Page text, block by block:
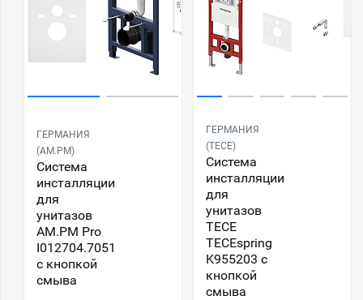
ГЕРМАНИЯ
(AM.PM)
Система
инсталляции
для
унитазов
AM.PM Pro
I012704.7051
с кнопкой
смыва
ГЕРМАНИЯ
(TECE)
Система
инсталляции
для
унитазов
TECE
TECEspring
K955203 с
кнопкой
смыва